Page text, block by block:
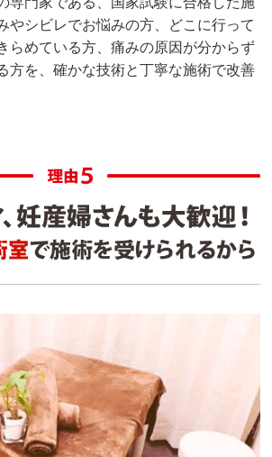
やシビレでお悩みの方、どこに行って
らめている方、痛みの原因が分からず
方を、確かな技術と丁寧な施術で改善